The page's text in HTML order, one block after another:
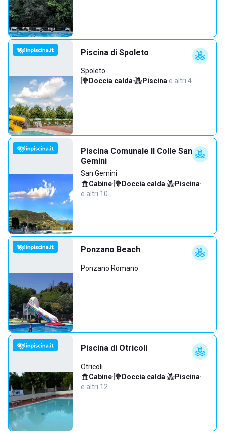
Piscina di Spoleto
Spoleto
Doccia calda· Piscina·e altri 4…
Piscina Comunale Il Colle San
Gemini
San Gemini
Cabine· Doccia calda· Piscina·
e altri 10…
Ponzano Beach
Ponzano Romano
Piscina di Otricoli
Otricoli
Cabine· Doccia calda· Piscina·
e altri 12…